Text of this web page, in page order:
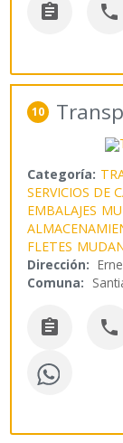
 
10
Categoría:
SERVICIOS DE
EMBALAJES
FLETES
Dirección:
Comuna:
 